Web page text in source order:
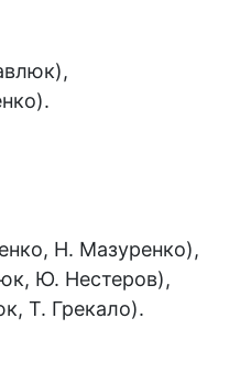
Н. Мазуренко),
Ю. Нестеров),
Т. Грекало).